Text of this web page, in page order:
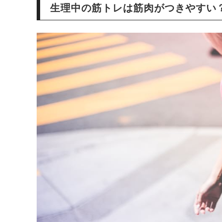
生理中の筋トレは筋肉がつきやすい